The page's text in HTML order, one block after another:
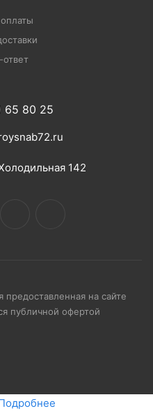
65 80 25
142
на сайте
публичной офертой